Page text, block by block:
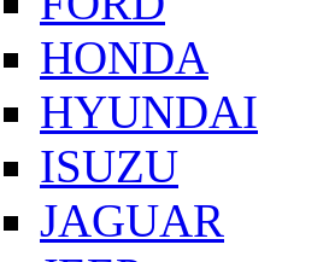
HONDA
HYUNDAI
ISUZU
JAGUAR